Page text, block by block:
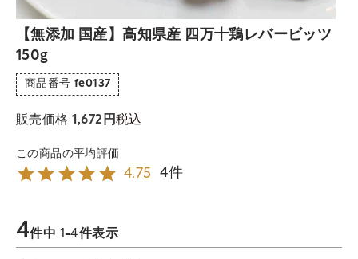
【無添加 国産】高知県産 四万十鶏レバービッツ
150g
商品番号 fe0137
販売価格 1,672 税込
4.75 4
4件中 1-4件表示